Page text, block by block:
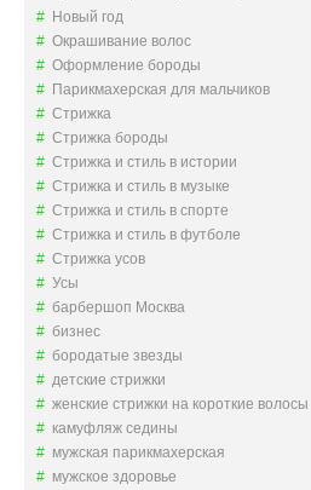
Новый год
Окрашивание волос
Оформление бороды
Парикмахерская для мальчиков
Стрижка
Стрижка бороды
Стрижка и стиль в истории
Стрижка и стиль в музыке
Стрижка и стиль в спорте
Стрижка и стиль в футболе
Стрижка усов
Усы
барбершоп Москва
бизнес
бородатые звезды
детские стрижки
женские стрижки на короткие волосы
камуфляж седины
мужская парикмахерская
мужское здоровье